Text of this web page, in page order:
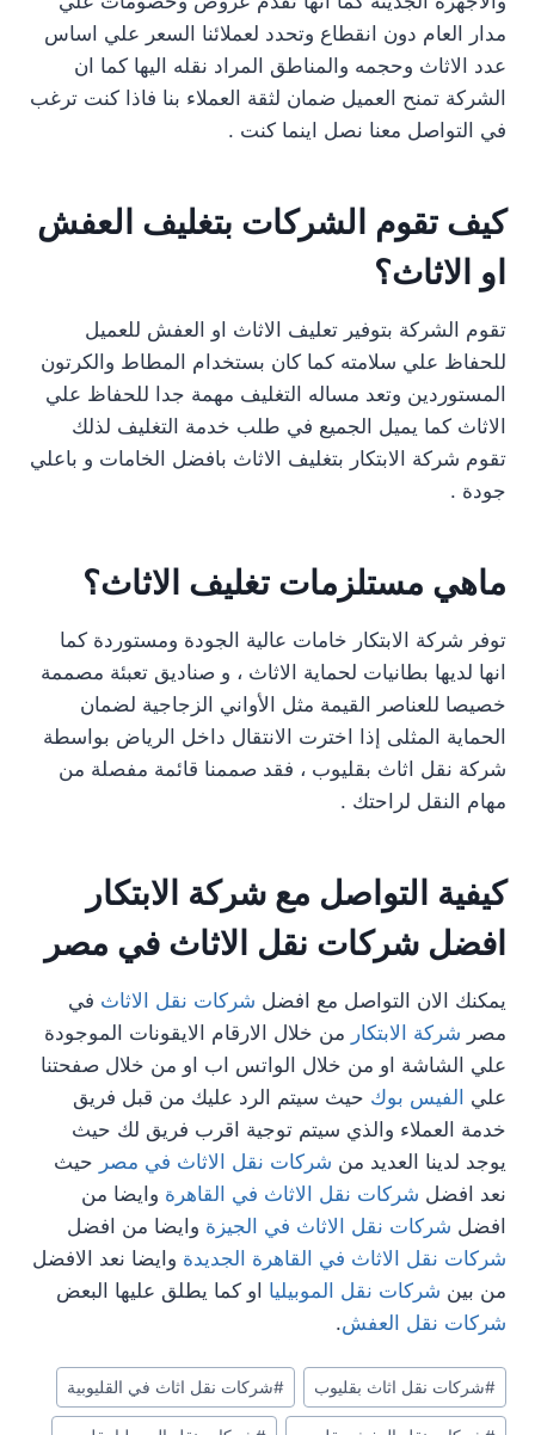
مدار العام دون انقطاع وتحدد لعملائنا السعر علي اساس
عدد الاثاث وحجمه والمناطق المراد نقله اليها كما ان
الشركة تمنح العميل ضمان لثقة العملاء بنا فاذا كنت ترغب
في التواصل معنا نصل اينما كنت .
كيف تقوم الشركات بتغليف العفش
او الاثاث؟
تقوم الشركة بتوفير تعليف الاثاث او العفش للعميل
للحفاظ علي سلامته كما كان بستخدام المطاط والكرتون
المستوردين وتعد مساله التغليف مهمة جدا للحفاظ علي
الاثاث كما يميل الجميع في طلب خدمة التغليف لذلك
تقوم شركة الابتكار بتغليف الاثاث بافضل الخامات و باعلي
جودة .
ماهي مستلزمات تغليف الاثاث؟
توفر شركة الابتكار خامات عالية الجودة ومستوردة كما
انها لديها بطانيات لحماية الاثاث ، و صناديق تعبئة مصممة
خصيصا للعناصر القيمة مثل الأواني الزجاجية لضمان
الحماية المثلى إذا اخترت الانتقال داخل الرياض بواسطة
شركة نقل اثاث بقليوب ، فقد صممنا قائمة مفصلة من
مهام النقل لراحتك .
كيفية التواصل مع شركة الابتكار
افضل شركات نقل الاثاث في مصر
يمكنك الان التواصل مع افضل شركات نقل الاثاث في
مصر شركة الابتكار من خلال الارقام الايقونات الموجودة
علي الشاشة او من خلال الواتس اب او من خلال صفحتنا
علي الفيس بوك حيث سيتم الرد عليك من قبل فريق
خدمة العملاء والذي سيتم توجية اقرب فريق لك حيث
يوجد لدينا العديد من شركات نقل الاثاث في مصر حيث
نعد افضل شركات نقل الاثاث في القاهرة وايضا من
افضل شركات نقل الاثاث في الجيزة وايضا من افضل
شركات نقل الاثاث في القاهرة الجديدة وايضا نعد الافضل
من بين شركات نقل الموبيليا او كما يطلق عليها البعض
شركات نقل العفش.
وسوم
المقال:
#شركات نقل اثاث بقليوب #شركات نقل اثاث في القليوبية